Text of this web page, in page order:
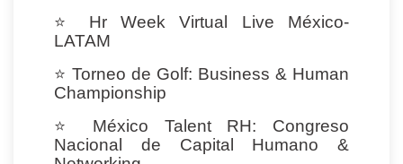
⭐ Hr Week Virtual Live México-
LATAM
⭐ Torneo de Golf: Business & Human
Championship
⭐ México Talent RH: Congreso
Nacional de Capital Humano &